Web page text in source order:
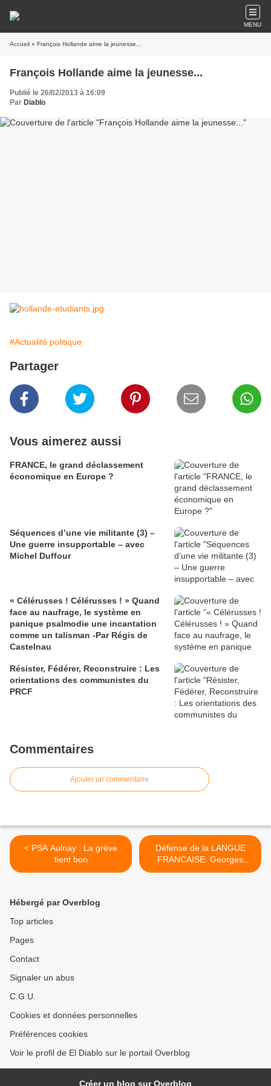
MENU
Accueil » François Hollande aime la jeunesse...
François Hollande aime la jeunesse...
Publié le 26/02/2013 à 16:09
Par Diablo
#Actualité politique
Partager
Vous aimerez aussi
FRANCE, le grand déclassement
économique en Europe ?
Séquences d’une vie militante (3) –
Une guerre insupportable – avec
Michel Duffour
« Célérusses ! Célérusses ! » Quand
face au naufrage, le système en
panique psalmodie une incantation
comme un talisman -Par Régis de
Castelnau
Résister, Fédérer, Reconstruire : Les
orientations des communistes du
PRCF
Commentaires
Ajouter un commentaire
< PSA Aulnay : La grève
tient bon
Défense de la LANGUE
FRANCAISE: Georges
Gastaud, invité de la
Hébergé par Overblog
Top articles
Pages
Contact
Signaler un abus
C.G.U.
Cookies et données personnelles
Préférences cookies
Voir le profil de El Diablo sur le portail Overblog
Créer un blog sur Overblog